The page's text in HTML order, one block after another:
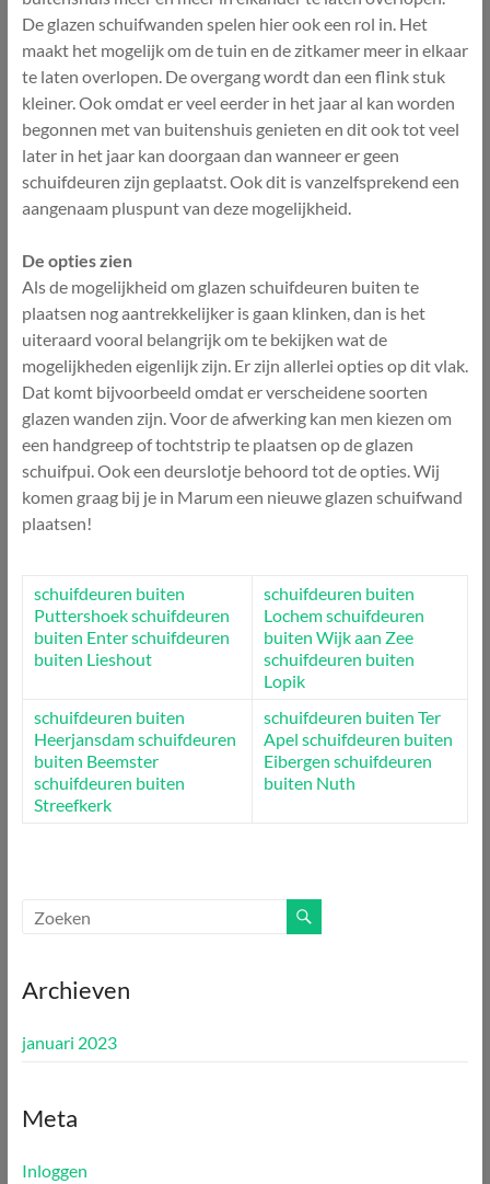
De glazen schuifwanden spelen hier ook een rol in. Het
maakt het mogelijk om de tuin en de zitkamer meer in elkaar
te laten overlopen. De overgang wordt dan een flink stuk
kleiner. Ook omdat er veel eerder in het jaar al kan worden
begonnen met van buitenshuis genieten en dit ook tot veel
later in het jaar kan doorgaan dan wanneer er geen
schuifdeuren zijn geplaatst. Ook dit is vanzelfsprekend een
aangenaam pluspunt van deze mogelijkheid.
De opties zien
Als de mogelijkheid om glazen schuifdeuren buiten te
plaatsen nog aantrekkelijker is gaan klinken, dan is het
uiteraard vooral belangrijk om te bekijken wat de
mogelijkheden eigenlijk zijn. Er zijn allerlei opties op dit vlak.
Dat komt bijvoorbeeld omdat er verscheidene soorten
glazen wanden zijn. Voor de afwerking kan men kiezen om
een handgreep of tochtstrip te plaatsen op de glazen
schuifpui. Ook een deurslotje behoord tot de opties. Wij
komen graag bij je in Marum een nieuwe glazen schuifwand
plaatsen!
schuifdeuren buiten
Puttershoekschuifdeuren
buiten Enterschuifdeuren
buiten Lieshout
schuifdeuren buiten
Lochemschuifdeuren
buiten Wijk aan Zee
schuifdeuren buiten
Lopik
schuifdeuren buiten
Heerjansdamschuifdeuren
buiten Beemster
schuifdeuren buiten
Streefkerk
schuifdeuren buiten Ter
Apel schuifdeuren buiten
Eibergen schuifdeuren
buiten Nuth
Archieven
januari 2023
Meta
Inloggen